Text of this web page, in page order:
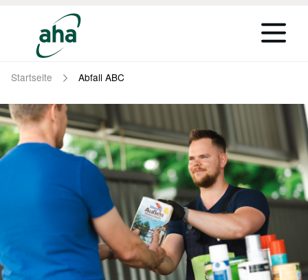
Startseite Abfall ABC